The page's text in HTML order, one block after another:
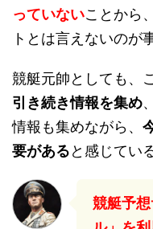
っていないことから
トとは言えないのが
競艇元帥としても、
引き続き情報を集め
情報も集めながら、
要があると感じてい
競艇予